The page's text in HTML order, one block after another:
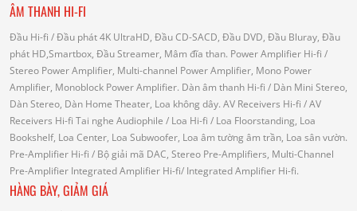
ÂM THANH HI-FI
Đầu Hi-fi / Đầu phát 4K UltraHD, Đầu CD-SACD, Đầu DVD, Đầu Bluray, Đầu
phát HD,Smartbox, Đầu Streamer, Mâm đĩa than. Power Amplifier Hi-fi /
Stereo Power Amplifier, Multi-channel Power Amplifier, Mono Power
Amplifier, Monoblock Power Amplifier. Dàn âm thanh Hi-fi / Dàn Mini Stereo,
Dàn Stereo, Dàn Home Theater, Loa không dây. AV Receivers Hi-fi / AV
Receivers Hi-fi Tai nghe Audiophile / Loa Hi-fi / Loa Floorstanding, Loa
Bookshelf, Loa Center, Loa Subwoofer, Loa âm tường âm trần, Loa sân vườn.
Pre-Amplifier Hi-fi / Bộ giải mã DAC, Stereo Pre-Amplifiers, Multi-Channel
Pre-Amplifier Integrated Amplifier Hi-fi/ Integrated Amplifier Hi-fi.
HÀNG BÀY, GIẢM GIÁ